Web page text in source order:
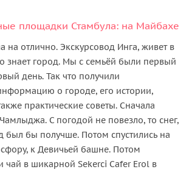
площадки Стамбула: на Майбахе
на отлично. Экскурсовод Инга, живет в
знает город. Мы с семьёй были первый
день. Так что получили
о городе, его истории,
практические советы. Сначала
С погодой не повезло, то снег,
был бы получше. Потом спустились на
к Девичьей башне. Потом
чай в шикарной Sekerci Cafer Erol в